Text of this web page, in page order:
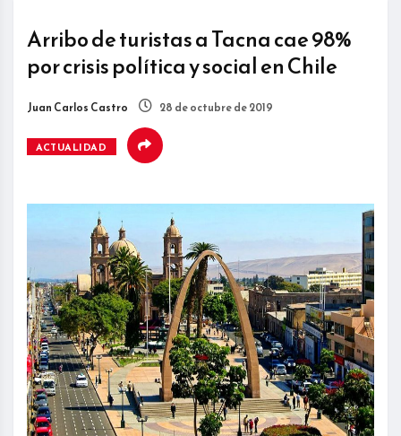
Arribo de turistas a Tacna cae 98%
por crisis política y social en Chile
Juan Carlos Castro 28 de octubre de 2019
ACTUALIDAD